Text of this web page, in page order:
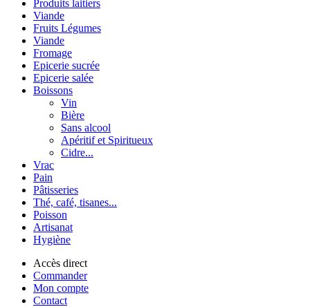
Produits laitiers
Viande
Fruits Légumes
Viande
Fromage
Epicerie sucrée
Epicerie salée
Boissons
Vin
Bière
Sans alcool
Apéritif et Spiritueux
Cidre...
Vrac
Pain
Pâtisseries
Thé, café, tisanes...
Poisson
Artisanat
Hygiène
Accès direct
Commander
Mon compte
Contact